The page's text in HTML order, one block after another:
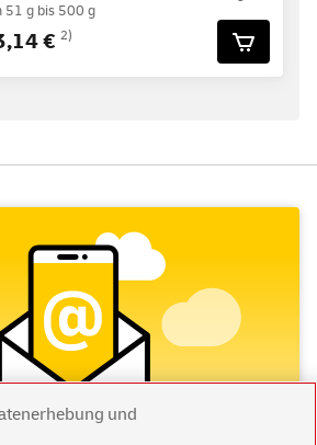
51 g bis 500 g
€ 2)
und